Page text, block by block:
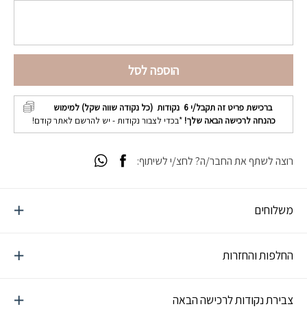
הוספה לסל
ברכישת פריט זה תקבל/י6 נקודות (כל נקודה שווה שקל) למימוש
כהנחה לרכישה הבאה שלך! *בכדי לצבור נקודות - יש להרשם לאתר קודם!
משלוחים
החלפות והחזרות
צבירת נקודות לרכישה הבאה
רוצה לשתף את החבר/ה? לחצ/י לשיתוף: